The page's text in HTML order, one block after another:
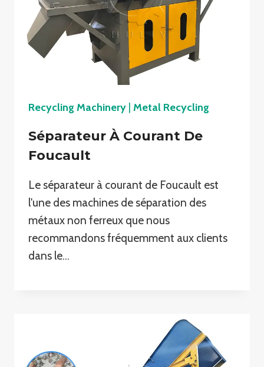
Recycling Machinery Metal Recycling
Séparateur À Courant De
Foucault
Le séparateur à courant de Foucault est
l'une des machines de séparation des
métaux non ferreux que nous
recommandons fréquemment aux clients
dans le…